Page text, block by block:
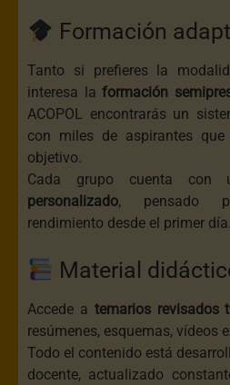
Formación
Tanto si prefieres la
interesa la formación
ACOPOL encontrarás un
con miles de aspirantes
objetivo.
Cada grupo cuenta con
personalizado, pensado
rendimiento desde el primer día.
Material
Accede a temarios revisados
resúmenes, esquemas, vídeos
Todo el contenido está
docente, actualizado